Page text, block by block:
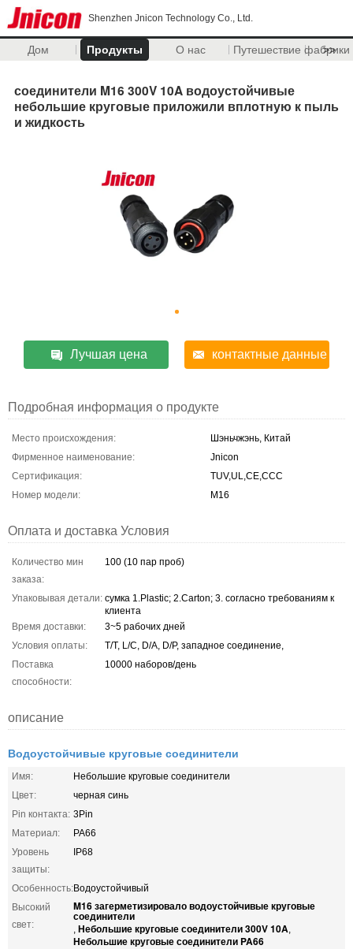
Shenzhen Jnicon Technology Co., Ltd.
Дом Продукты О нас Путешествие фабрики
>>
соединители M16 300V 10A водоустойчивые
небольшие круговые приложили вплотную к пыль
и жидкость
Лучшая цена контактные данные
Подробная информация о продукте
Место происхождения:
Шэньчжэнь, Китай
Фирменное наименование:
Jnicon
Сертификация:
TUV,UL,CE,CCC
Номер модели:
M16
Оплата и доставка Условия
Количество мин
заказа:
100 (10 пар проб)
Упаковывая детали: сумка 1.Plastic; 2.Carton; 3. согласно требованиям к
клиента
Время доставки:
3~5 рабочих дней
Условия оплаты:
T/T, L/C, D/A, D/P, западное соединение,
Поставка
способности:
10000 наборов/день
описание
Водоустойчивые круговые соединители
Имя:
Небольшие круговые соединители
Цвет:
черная синь
Pin контакта: 3Pin
Материал:
PA66
Уровень
защиты:
IP68
Особенность:Водоустойчивый
Высокий
свет:
M16 загерметизировало водоустойчивые круговые
соединители
, Небольшие круговые соединители 300V 10A,
Небольшие круговые соединители PA66